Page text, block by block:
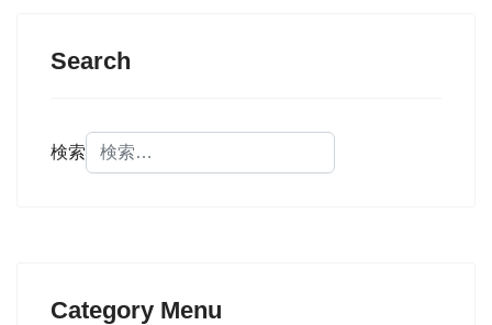
Search
検索
Category Menu